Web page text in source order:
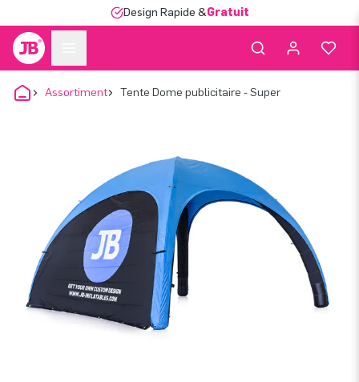
Design Rapide &Gratuit
Assortiment Tente Dome publicitaire - Super